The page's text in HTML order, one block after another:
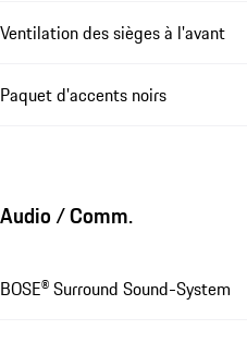
Ventilation des sièges à l'avant
Paquet d'accents noirs
Audio / Comm.
BOSE® Surround Sound-System